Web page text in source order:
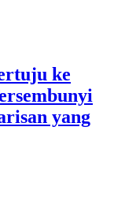
ke
yang